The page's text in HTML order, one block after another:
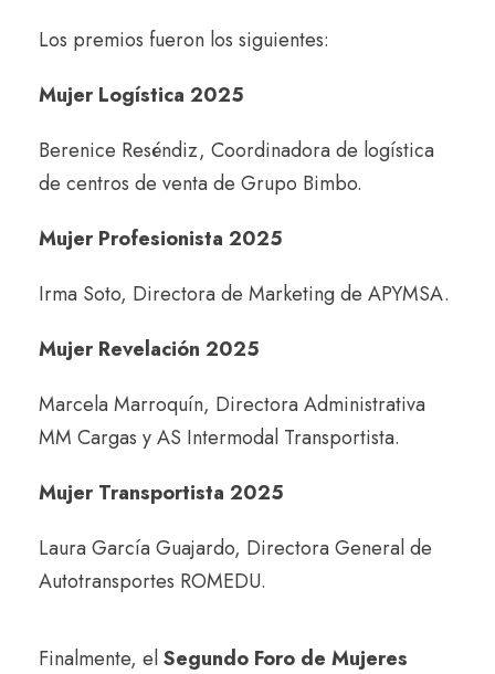
Los premios fueron los siguientes:
Mujer Logística 2025
Berenice Reséndiz, Coordinadora de logística
de centros de venta de Grupo Bimbo.
Mujer Profesionista 2025
Irma Soto, Directora de Marketing de APYMSA.
Mujer Revelación 2025
Marcela Marroquín, Directora Administrativa
MM Cargas y AS Intermodal Transportista.
Mujer Transportista 2025
Laura García Guajardo, Directora General de
Autotransportes ROMEDU.
Finalmente, elSegundo Foro de Mujeres